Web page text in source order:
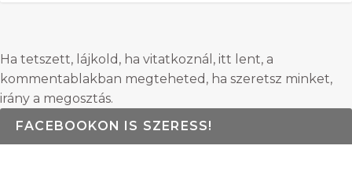
Ha tetszett, lájkold, ha vitatkoznál, itt lent, a
kommentablakban megteheted, ha szeretsz minket,
irány a megosztás.
FACEBOOKON IS SZERESS!